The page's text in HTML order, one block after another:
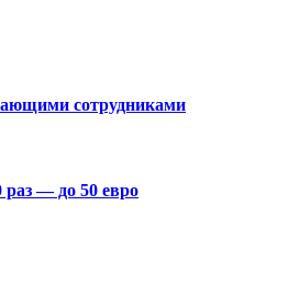
сотрудниками
— до 50 евро